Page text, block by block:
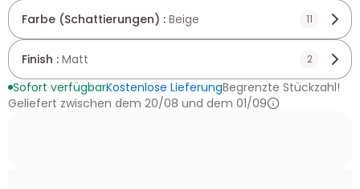
Farbe (Schattierungen) : Beige 11
Finish : Matt 2
Sofort verfügbarKostenlose LieferungBegrenzte Stückzahl!
Geliefert zwischen dem 20/08 und dem 01/09